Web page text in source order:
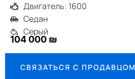
Двигатель: 1600
Седан
Серый
104 000 ₪
СВЯЗАТЬСЯ С ПРОДАВЦОМ